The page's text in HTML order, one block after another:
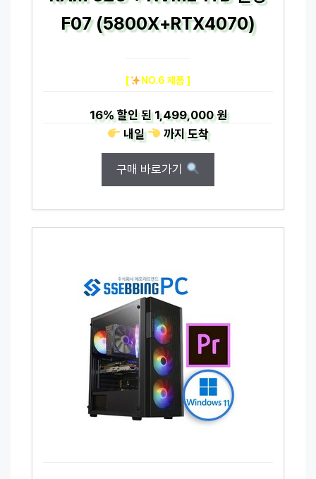
F07 (5800X+RTX4070)
[ NO.6 제품 ]
16%할인 된1,499,000 원
내일
까지도착
구매 바로가기